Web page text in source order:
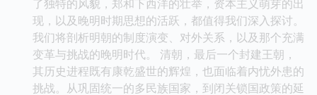
了独特的风貌，郑和下西洋的壮举，资本主义萌芽的出
现，以及晚明时期思想的活跃，都值得我们深入探讨。
我们将剖析明朝的制度演变、对外关系，以及那个充满
变革与挑战的晚明时代。 清朝，最后一个封建王朝，
其历史进程既有康乾盛世的辉煌，也面临着内忧外患的
挑战。从巩固统一的多民族国家，到闭关锁国政策的延